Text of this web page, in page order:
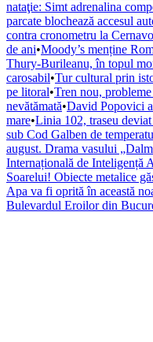
nataţie: Simt adrenalina
parcate blochează accesul
contra cronometru la
de ani•Moody’s menține
Thury-Burileanu, în topul
carosabil•Tur cultural prin
pe litoral•Tren nou,
nevătămată•David Popovici a
mare•Linia 102, traseu
sub Cod Galben de
august. Drama vasului
Internațională de
Soarelui! Obiecte metalice
Apa va fi oprită în această
Bulevardul Eroilor din